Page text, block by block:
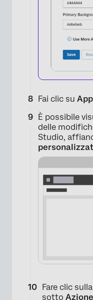
Fai clic su
È possibile
delle
Studio,
Fare clic
sotto Azione